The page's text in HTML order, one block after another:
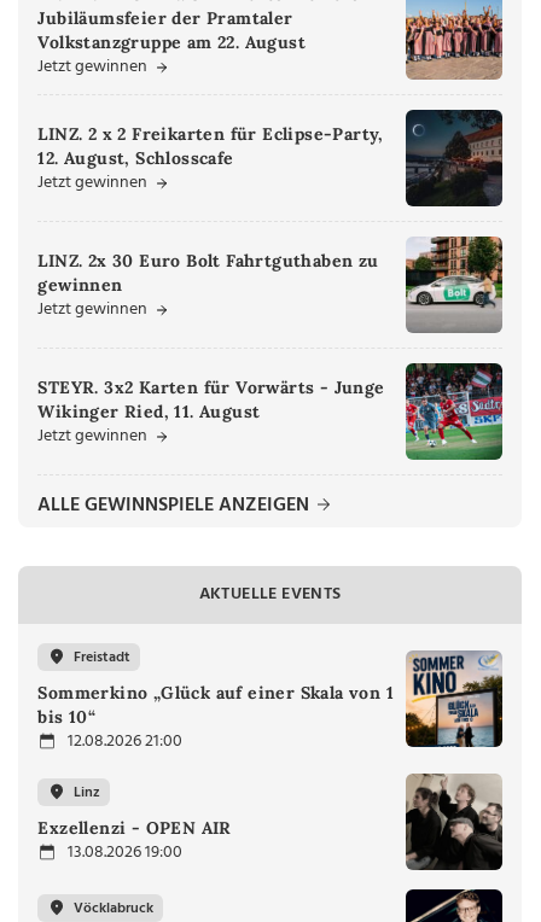
Jubiläumsfeier der Pramtaler
Volkstanzgruppe am 22. August
Jetzt gewinnen
LINZ. 2 x 2 Freikarten für Eclipse-Party,
12. August, Schlosscafe
Jetzt gewinnen
LINZ. 2x 30 Euro Bolt Fahrtguthaben zu
gewinnen
Jetzt gewinnen
STEYR. 3x2 Karten für Vorwärts - Junge
Wikinger Ried, 11. August
Jetzt gewinnen
ALLE GEWINNSPIELE ANZEIGEN
AKTUELLE EVENTS
Freistadt
Sommerkino „Glück auf einer Skala von 1
bis 10“
12.08.2026 21:00
Linz
Exzellenzi - OPEN AIR
13.08.2026 19:00
Vöcklabruck